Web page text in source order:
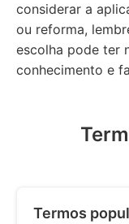
considerar a
ou reforma,
escolha pode ter
conhecimento e
Termos